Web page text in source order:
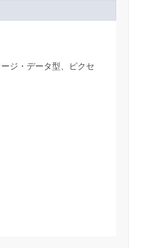
ージ・データ型、ピクセ